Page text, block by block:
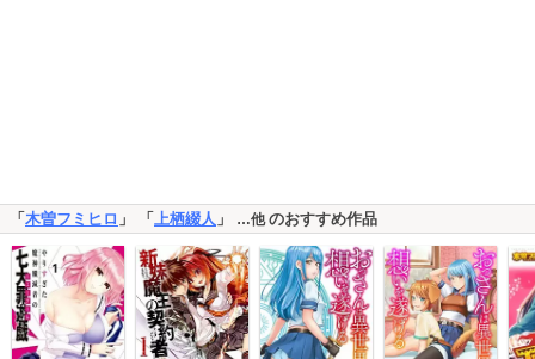
「 木曽フミヒロ 」 「 上栖綴人 」 …他のおすすめ作品